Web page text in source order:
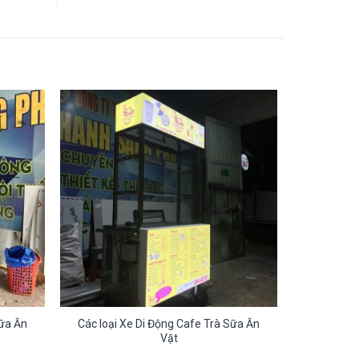
Ăn
Các loại Xe Di Động Cafe Trà Sữa Ăn
Vặt